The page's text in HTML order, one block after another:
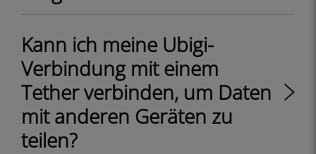
Kann ich meine Ubigi-
Verbindung mit einem
Tether verbinden, um Daten
mit anderen Geräten zu
teilen?